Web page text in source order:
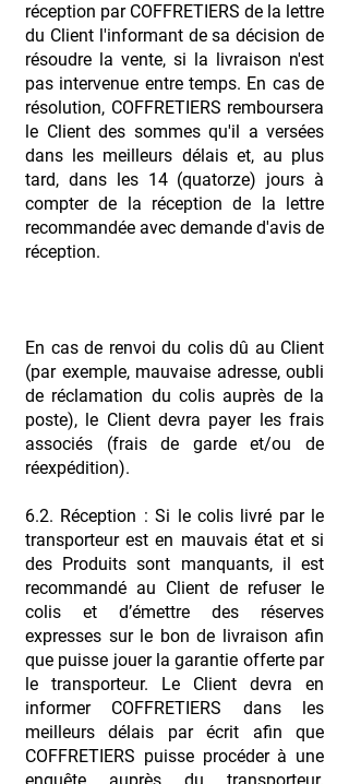
réception par COFFRETIERS de la lettre
du Client l'informant de sa décision de
résoudre la vente, si la livraison n'est
pas intervenue entre temps. En cas de
résolution, COFFRETIERS remboursera
le Client des sommes qu'il a versées
dans les meilleurs délais et, au plus
tard, dans les 14 (quatorze) jours à
compter de la réception de la lettre
recommandée avec demande d'avis de
réception.
En cas de renvoi du colis dû au Client
(par exemple, mauvaise adresse, oubli
de réclamation du colis auprès de la
poste), le Client devra payer les frais
associés (frais de garde et/ou de
réexpédition).
6.2. Réception : Si le colis livré par le
transporteur est en mauvais état et si
des Produits sont manquants, il est
recommandé au Client de refuser le
colis et d’émettre des réserves
expresses sur le bon de livraison afin
que puisse jouer la garantie offerte par
le transporteur. Le Client devra en
informer COFFRETIERS dans les
meilleurs délais par écrit afin que
COFFRETIERS puisse procéder à une